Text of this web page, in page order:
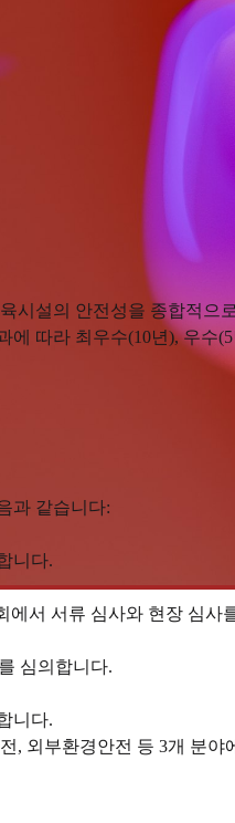
시설의 안전성을 종합적
에 따라 최우수(10년), 우
과 같습니다:
니다.
에서 서류 심사와 현장 심사
심의합니다.
니다.
, 외부환경안전 등 3개 분